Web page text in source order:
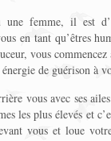
femme, il est
en tant qu’êtres
vous
de guérison à
vous avec ses
les plus élevés et
vous et loue